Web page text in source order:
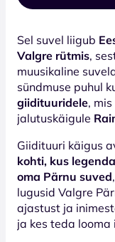
Sel suvel liigub
Valgre rütmis,
muusikaline
sündmuse puhul
giidituuridele,
jalutuskäigule
Giidituuri käigus
kohti, kus
oma Pärnu suved
lugusid Valgre
ajastust ja
ja kes teda looma